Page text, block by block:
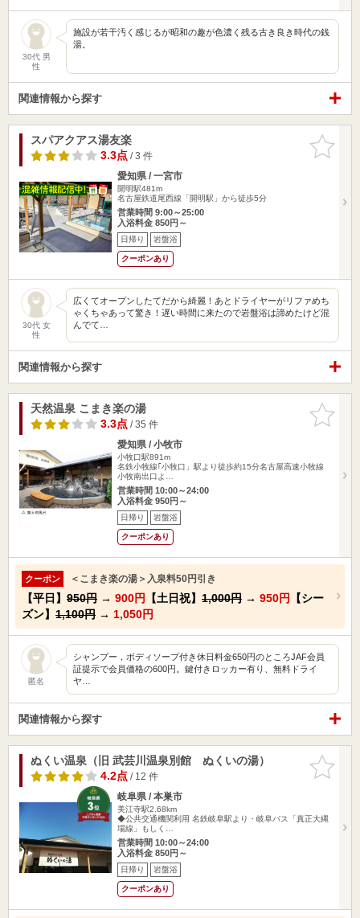
30代 男
性
施設が若干汚く感じるが昭和の趣が色濃く残る古き良き時代の銭
湯。
関連情報から探す
お気に入
りに追加
スパアクアス湯友楽
3.3点/ 3 件
愛知県 / 一宮市
開明駅481m
名古屋鉄道尾西線「開明駅」から徒歩5分
営業時間 9:00～25:00
入浴料金 850円～
日帰り 岩盤浴
クーポンあり
30代 女
性
広くてオープンしたてだから綺麗！あとドライヤーがリファめち
ゃくちゃあって驚き！遅い時間に来たので岩盤浴は諦めたけど混
んでて…
関連情報から探す
お気に入
りに追加
天然温泉 こまき楽の湯
3.3点/ 35 件
愛知県 / 小牧市
小牧口駅891m
名鉄小牧線｢小牧口」駅より徒歩約15分名古屋高速小牧線
小牧南出口よ…
営業時間 10:00～24:00
入浴料金 950円～
日帰り 岩盤浴
クーポンあり
クーポン ＜こまき楽の湯＞入泉料50円引き
【平日】 950円 → 900円 【土日祝】 1,000円 → 950円
【シー
ズン】 1,100円 → 1,050円
匿名
シャンプー，ボディソープ付き休日料金650円のところJAF会員
証提示で会員価格の600円。鍵付きロッカー有り、無料ドライ
ヤ…
関連情報から探す
お気に入
りに追加
ぬくい温泉（旧 武芸川温泉別館 ぬくいの湯）
4.2点/ 12 件
岐阜県 / 本巣市
美江寺駅2.68km
◆公共交通機関利用 名鉄岐阜駅より・岐阜バス「真正大縄
場線」もしく…
営業時間 10:00～24:00
入浴料金 850円～
日帰り 岩盤浴
クーポンあり